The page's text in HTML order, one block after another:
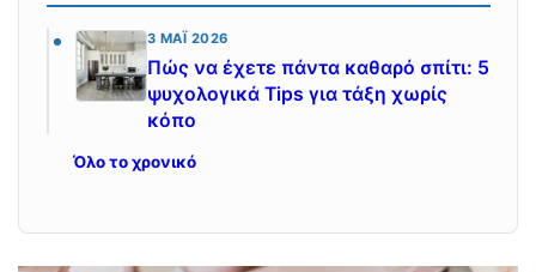
3 ΜΆΙ 2026
Πώς να έχετε πάντα καθαρό σπίτι: 5
ψυχολογικά Tips για τάξη χωρίς
κόπο
Όλο το χρονικό